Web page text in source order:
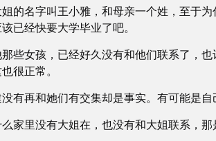
的名字叫王小雅，和母亲一个姓，至于
已经快要大学毕业了吧。
些女孩，已经好久没有和他们联系了，
很正常。
有再和她们有交集却是事实。有可能是
家里没有大姐在，也没有和大姐联系，